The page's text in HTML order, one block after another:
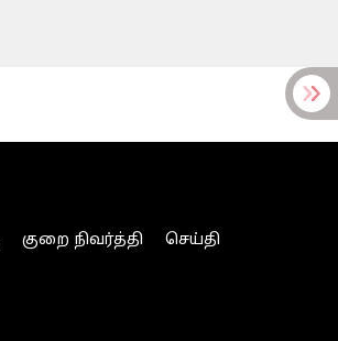
குறை நிவர்த்தி
செய்தி